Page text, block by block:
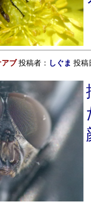
アブ投稿者： しぐま 投稿